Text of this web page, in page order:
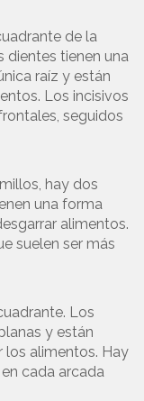
de la
dientes tienen una
raíz y están
Los incisivos
seguidos
hay dos
una forma
alimentos.
suelen ser más
Los
y están
los alimentos. Hay
cada arcada